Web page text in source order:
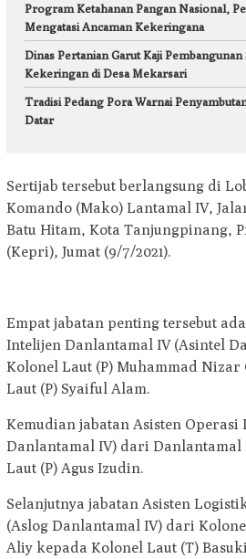
Program Ketahanan Pangan Nasional,
Mengatasi Ancaman Kekeringana
Dinas Pertanian Garut Kaji
Kekeringan di Desa Mekarsari
Tradisi Pedang Pora Warnai
Datar
Sertijab tersebut berlangsung di
Komando (Mako) Lantamal IV,
Batu Hitam, Kota Tanjungpinang,
(Kepri), Jumat (9/7/2021).
Empat jabatan penting tersebut
Intelijen Danlantamal IV (Asintel
Kolonel Laut (P) Muhammad
Laut (P) Syaiful Alam.
Kemudian jabatan Asisten Operasi
Danlantamal IV) dari Danlantamal
Laut (P) Agus Izudin.
Selanjutnya jabatan Asisten
(Aslog Danlantamal IV) dari
Aliy kepada Kolonel Laut (T)